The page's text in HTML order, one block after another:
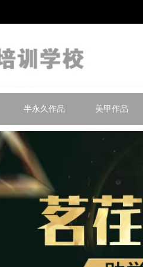
半永久作品 美甲作品